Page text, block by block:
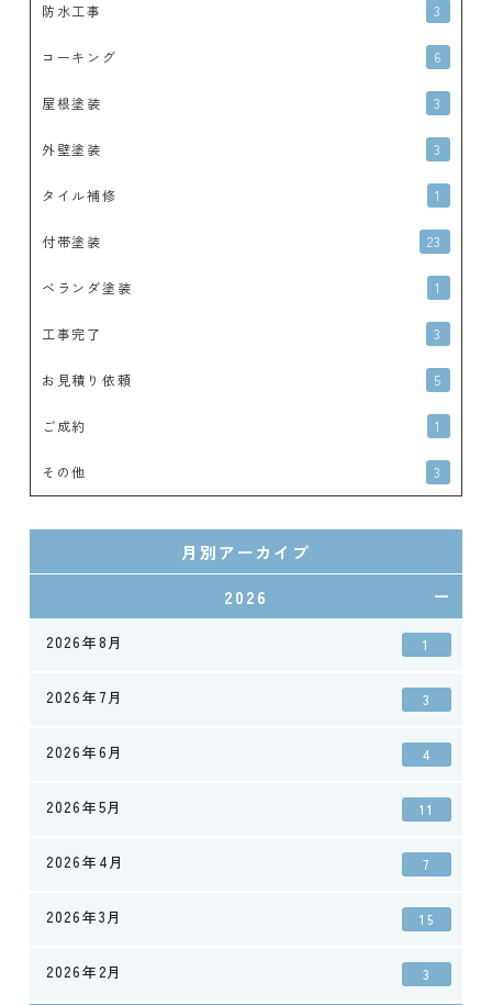
防水工事 3
コーキング 6
屋根塗装 3
外壁塗装 3
タイル補修 1
付帯塗装 23
ベランダ塗装 1
工事完了 3
お見積り依頼 5
ご成約 1
その他 3
月別アーカイブ
2026
2026年8月 1
2026年7月 3
2026年6月 4
2026年5月 11
2026年4月 7
2026年3月 15
2026年2月 3